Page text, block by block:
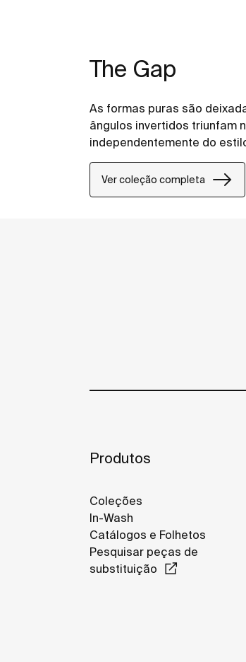
The Gap
As formas puras são
ângulos invertidos triunfam
independentemente do
Ver coleção completa
Produtos
Coleções
In-Wash
Catálogos e Folhetos
Pesquisar peças de
substituição